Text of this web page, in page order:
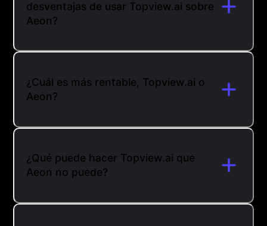
desventajas de usar Topview.ai sobre
Aeon?
¿Cuál es más rentable, Topview.ai o
Aeon?
¿Qué puede hacer Topview.ai que
Aeon no puede?